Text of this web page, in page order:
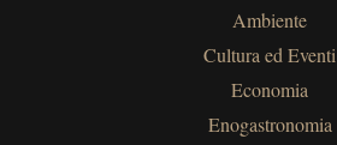
Ambiente
Cultura ed Eventi
Economia
Enogastronomia